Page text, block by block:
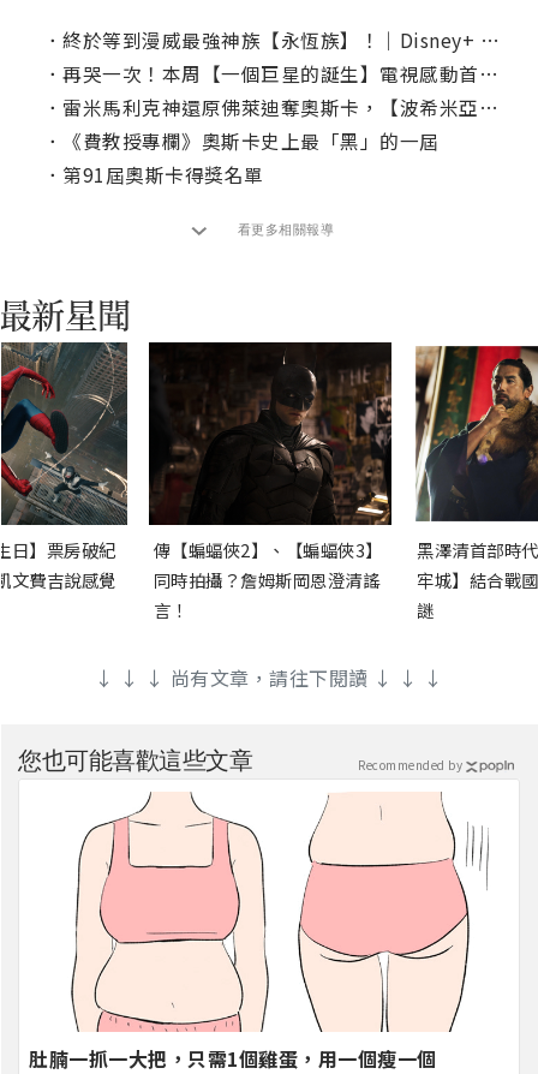
． 終於等到漫威最強神族【永恆族】！｜Disney+ 1月推薦片單
． 再哭一次！本周【一個巨星的誕生】電視感動首播！
． 雷米馬利克神還原佛萊迪奪奧斯卡，【波希米亞狂想曲】確定加場續映！
．
《費教授專欄》奧斯卡史上最「黑」的一屆
． 第91屆奧斯卡得獎名單
看更多相關報導
日】票房破紀
文費吉說感覺
傳【蝙蝠俠2】、【蝙蝠俠3】
同時拍攝？詹姆斯岡恩澄清謠
言！
黑澤清首部時
牢城】結合戰
謎
↓ ↓ ↓ 尚有文章，請往下閱讀 ↓ ↓ ↓
您也可能喜歡這些文章
肚腩一抓一大把，只需1個雞蛋，用一個瘦一個
Recommended by